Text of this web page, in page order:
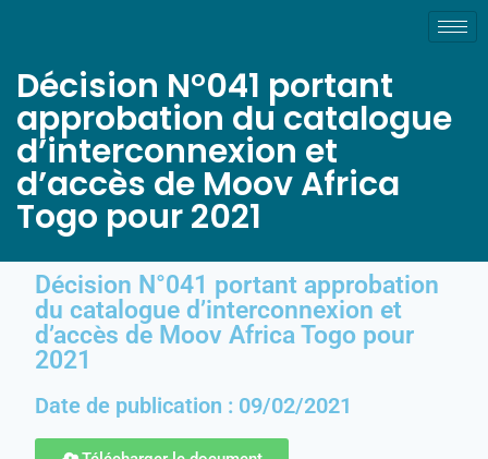
Décision N°041 portant
approbation du catalogue
d’interconnexion et
d’accès de Moov Africa
Togo pour 2021
Décision N°041 portant approbation
du catalogue d’interconnexion et
d’accès de Moov Africa Togo pour
2021
Date de publication : 09/02/2021